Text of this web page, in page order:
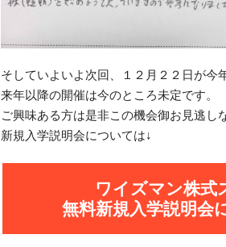
そしていよいよ次回、１２月２２日が今
来年以降の開催は今のところ未定です。
ご興味ある方は是非この機会御お見逃し
新規入学説明会については↓
ワイズマン株式
無料新規入学説明会